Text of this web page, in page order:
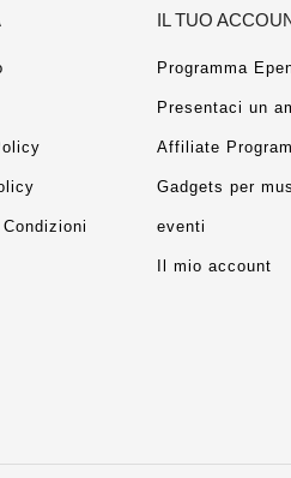
IL TUO
Programma
Presentaci un
Affiliate Program
Gadgets per
eventi
Il mio account